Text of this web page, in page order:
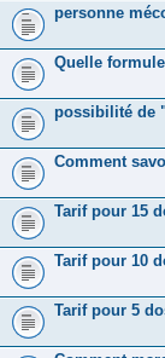
personne
Quelle
possibilité de
Comment
Tarif pour 15
Tarif pour 10
Tarif pour 5